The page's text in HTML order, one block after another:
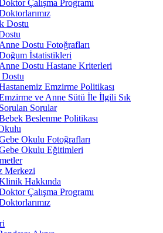
Çalışma Programı
Dostu
Anne Dostu Fotoğrafları
İstatistikleri
Anne Dostu Hastane Kriterleri
Emzirme Politikası
ve Anne Sütü İle İlgili Sık
Sorulan Sorular
Beslenme Politikası
Okulu Fotoğrafları
Okulu Eğitimleri
Merkezi
Hakkında
Çalışma Programı